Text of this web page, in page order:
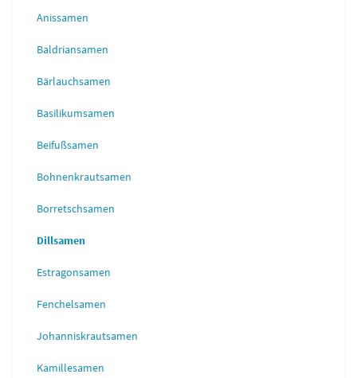
Anissamen
Baldriansamen
Bärlauchsamen
Basilikumsamen
Beifußsamen
Bohnenkrautsamen
Borretschsamen
Dillsamen
Estragonsamen
Fenchelsamen
Johanniskrautsamen
Kamillesamen